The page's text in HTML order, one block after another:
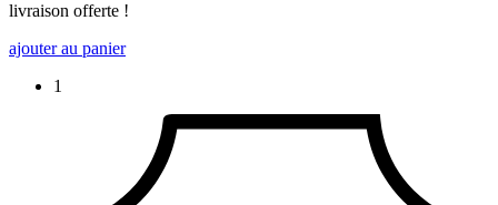
livraison offerte !
ajouter au panier
1